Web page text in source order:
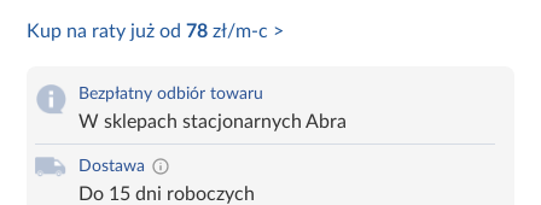
Kup na raty już od78 zł/m-c >
Bezpłatny odbiór towaru
W sklepach stacjonarnych Abra
Dostawa
Do 15 dni roboczych